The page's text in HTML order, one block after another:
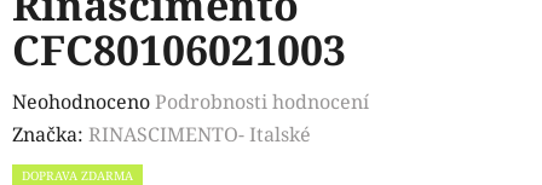
CFC80106021003
Průměrné
hodnocení
produktu
NeohodnocenoPodrobnosti hodnocení
Značka: RINASCIMENTO- Italské
DOPRAVA ZDARMA